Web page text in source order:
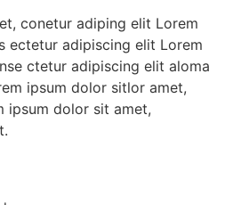
conetur adiping elit Lorem
ectetur adipiscing elit Lorem
ctetur adipiscing elit aloma
ipsum dolor sitlor amet,
ipsum dolor sit amet,